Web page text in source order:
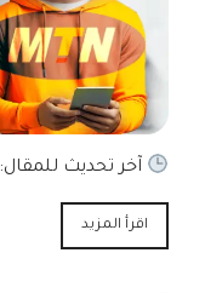
آخر تحديث للمقال: 12 فبراير, 2026 جميع رموز و…
اقرأ المزيد